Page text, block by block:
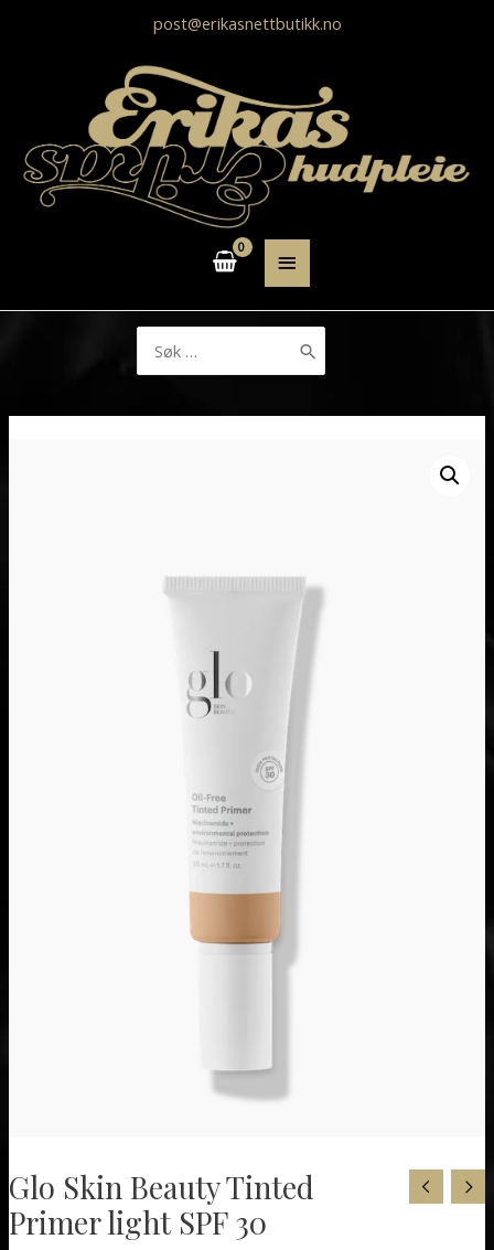
post@erikasnettbutikk.no
HOVEDMENY
etter:
Glo Skin Beauty Tinted
Primer light SPF 30